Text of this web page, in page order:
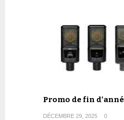
Promo de fin
DÉCEMBRE 29, 2025 0